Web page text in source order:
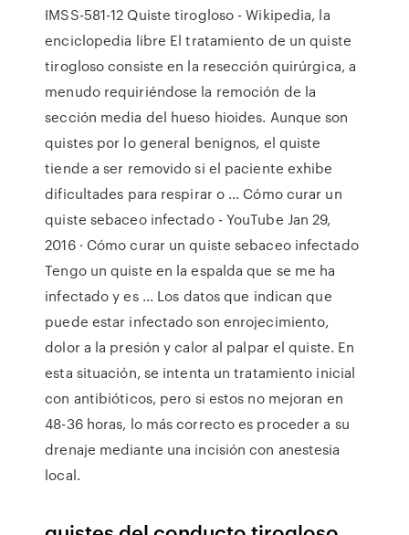
IMSS-581-12 Quiste tirogloso - Wikipedia, la
enciclopedia libre El tratamiento de un quiste
tirogloso consiste en la resección quirúrgica, a
menudo requiriéndose la remoción de la
sección media del hueso hioides. Aunque son
quistes por lo general benignos, el quiste
tiende a ser removido si el paciente exhibe
dificultades para respirar o … Cómo curar un
quiste sebaceo infectado - YouTube Jan 29,
2016 · Cómo curar un quiste sebaceo infectado
Tengo un quiste en la espalda que se me ha
infectado y es ... Los datos que indican que
puede estar infectado son enrojecimiento,
dolor a la presión y calor al palpar el quiste. En
esta situación, se intenta un tratamiento inicial
con antibióticos, pero si estos no mejoran en
48-36 horas, lo más correcto es proceder a su
drenaje mediante una incisión con anestesia
local.